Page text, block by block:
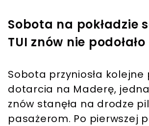
Sobota na pokładzie
TUI znów nie podołało
Sobota przyniosła kolejne
dotarcia na Maderę,
znów stanęła na drodze
pasażerom. Po pierwszej